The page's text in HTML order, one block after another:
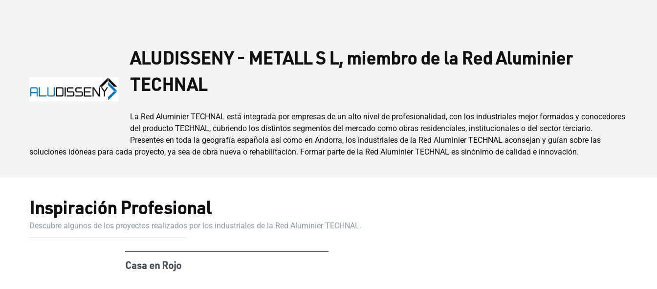
ALUDISSENY - METALL S L, miembro de la Red Aluminier
TECHNAL
La Red Aluminier TECHNAL está integrada por empresas de un alto nivel de profesionalidad, con los industriales mejor formados y conocedores
del producto TECHNAL, cubriendo los distintos segmentos del mercado como obras residenciales, institucionales o del sector terciario.
Presentes en toda la geografía española así como en Andorra, los industriales de la Red Aluminier TECHNAL aconsejan y guían sobre las
soluciones idóneas para cada proyecto, ya sea de obra nueva o rehabilitación. Formar parte de la Red Aluminier TECHNAL es sinónimo de calidad e innovación.
Inspiración Profesional
Descubre algunos de los proyectos realizados por los industriales de la Red Aluminier TECHNAL.
Casa en Rojo